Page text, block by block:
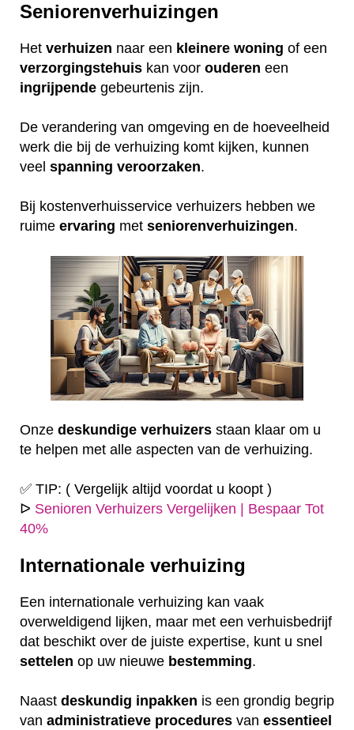
Seniorenverhuizingen
Het verhuizen naar een kleinere woning of een
verzorgingstehuis kan voor ouderen een
ingrijpende gebeurtenis zijn.
De verandering van omgeving en de hoeveelheid
werk die bij de verhuizing komt kijken, kunnen
veel spanning veroorzaken.
Bij kostenverhuisservice verhuizers hebben we
ruime ervaring met seniorenverhuizingen.
Onze deskundige verhuizers staan klaar om u
te helpen met alle aspecten van de verhuizing.
✅ TIP: ( Vergelijk altijd voordat u koopt )
ᐅ Senioren Verhuizers Vergelijken | Bespaar Tot
40%
Internationale verhuizing
Een internationale verhuizing kan vaak
overweldigend lijken, maar met een verhuisbedrijf
dat beschikt over de juiste expertise, kunt u snel
settelen op uw nieuwe bestemming.
Naast deskundig inpakken is een grondig begrip
van administratieve procedures van essentieel